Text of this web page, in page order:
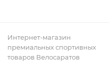
Интернет-магазин
премиальных спортивных
товаров Велосаратов